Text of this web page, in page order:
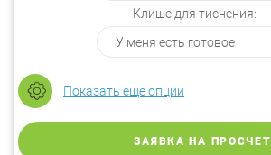
Клише для тиснения:
Показать еще опции
ЗАЯВКА НА ПРОСЧЕТ